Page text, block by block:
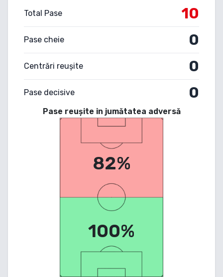
Total Pase 10
Pase cheie 0
Centrări reușite 0
Pase decisive 0
Pase reușite in jumătatea adversă
82%
100%